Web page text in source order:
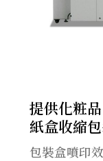
提供化粧
紙盒收縮
包裝盒噴印